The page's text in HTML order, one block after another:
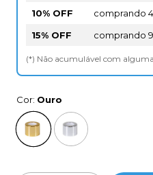
10% OFF
comprando
15% OFF
comprando
(*) Não acumulável com
Cor: Ouro